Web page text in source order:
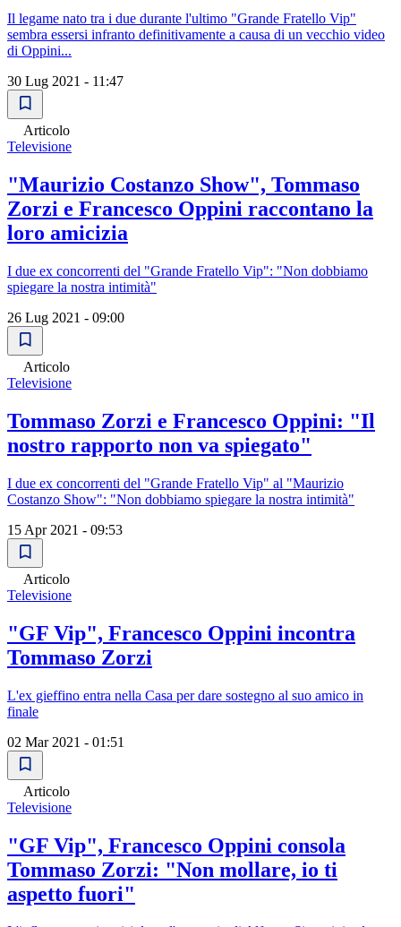
Il legame nato tra i due durante l'ultimo "Grande Fratello Vip"
sembra essersi infranto definitivamente a causa di un vecchio video
di Oppini...
30 Lug 2021 - 11:47
Articolo
Televisione
"Maurizio Costanzo Show", Tommaso
Zorzi e Francesco Oppini raccontano la
loro amicizia
I due ex concorrenti del "Grande Fratello Vip": "Non dobbiamo
spiegare la nostra intimità"
26 Lug 2021 - 09:00
Articolo
Televisione
Tommaso Zorzi e Francesco Oppini: "Il
nostro rapporto non va spiegato"
I due ex concorrenti del "Grande Fratello Vip" al "Maurizio
Costanzo Show": "Non dobbiamo spiegare la nostra intimità"
15 Apr 2021 - 09:53
Articolo
Televisione
"GF Vip", Francesco Oppini incontra
Tommaso Zorzi
L'ex gieffino entra nella Casa per dare sostegno al suo amico in
finale
02 Mar 2021 - 01:51
Articolo
Televisione
"GF Vip", Francesco Oppini consola
Tommaso Zorzi: "Non mollare, io ti
aspetto fuori"